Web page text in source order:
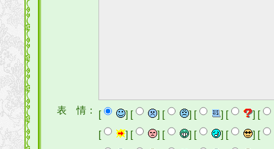
表 情： [ ] [ ] [ ] [ ] [
] [
[
] [ ] [ ] [ ] [
] [